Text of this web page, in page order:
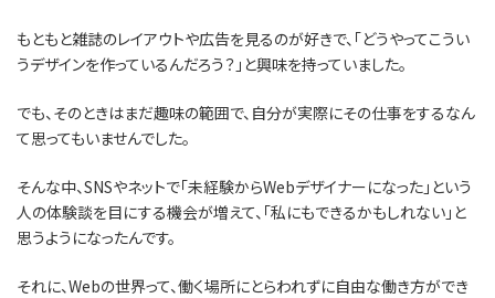
もともと雑誌のレイアウトや広告を見るのが好きで、「どうやってこうい
うデザインを作っているんだろう？」と興味を持っていました。
でも、そのときはまだ趣味の範囲で、自分が実際にその仕事をするなん
て思ってもいませんでした。
そんな中、SNSやネットで「未経験からWebデザイナーになった」という
人の体験談を目にする機会が増えて、「私にもできるかもしれない」と
思うようになったんです。
それに、Webの世界って、働く場所にとらわれずに自由な働き方ができ